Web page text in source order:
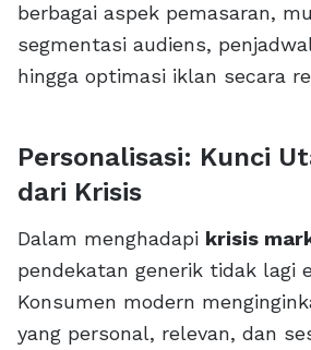
berbagai aspek pemasaran,
segmentasi audiens,
hingga optimasi iklan secara
Personalisasi: Kunci
dari Krisis
Dalam menghadapi krisis
pendekatan generik tidak lagi
Konsumen modern
yang personal, relevan, dan